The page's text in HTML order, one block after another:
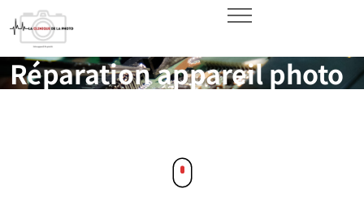
Réparation appareil photo